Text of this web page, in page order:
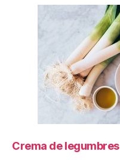
Crema de legumbres